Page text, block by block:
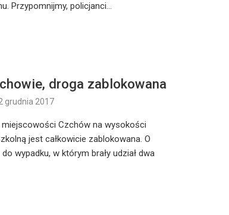
Przypomnijmy, policjanci…
droga zablokowana
grudnia 2017
miejscowości Czchów na wysokości
jest całkowicie zablokowana. O
wypadku, w którym brały udział dwa